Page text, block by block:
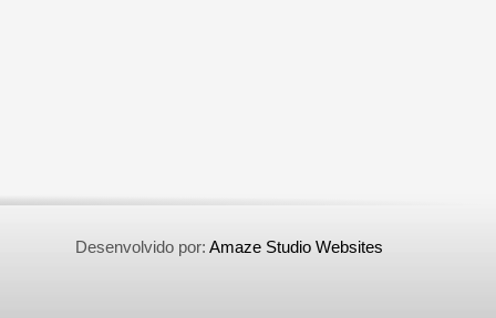
Desenvolvido por: Amaze Studio Websites